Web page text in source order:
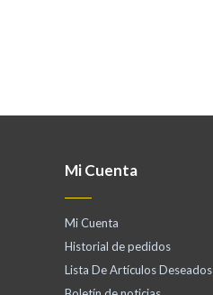
Mi Cuenta
Mi Cuenta
Historial de pedidos
Lista De Artículos Deseados